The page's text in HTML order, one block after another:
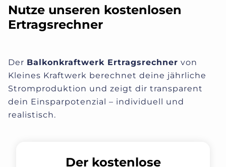
Nutze unseren kostenlosen
Ertragsrechner
Der Balkonkraftwerk Ertragsrechner von
Kleines Kraftwerk berechnet deine jährliche
Stromproduktion und zeigt dir transparent
dein Einsparpotenzial – individuell und
realistisch.
Der kostenlose